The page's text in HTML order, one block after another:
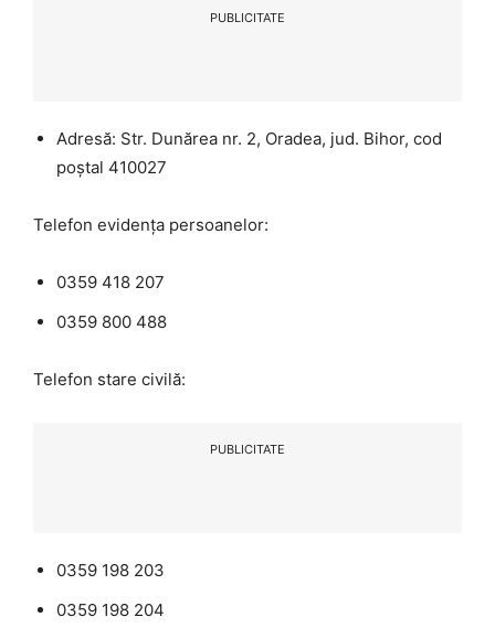
PUBLICITATE
Adresă: Str. Dunărea nr. 2, Oradea, jud. Bihor, cod
poștal 410027
Telefon evidența persoanelor:
0359 418 207
0359 800 488
Telefon stare civilă:
PUBLICITATE
0359 198 203
0359 198 204